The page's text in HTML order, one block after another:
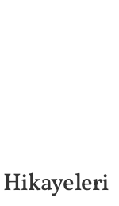
Hikayeleri